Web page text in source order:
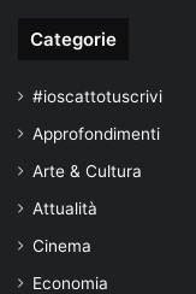
Categorie
#ioscattotuscrivi
Approfondimenti
Arte & Cultura
Attualità
Cinema
Economia